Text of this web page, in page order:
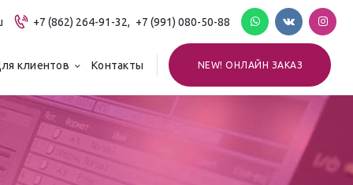
+7 (862) 264-91-32, +7 (991) 080-50-88
клиентов Контакты NEW! ОНЛАЙН ЗАКАЗ